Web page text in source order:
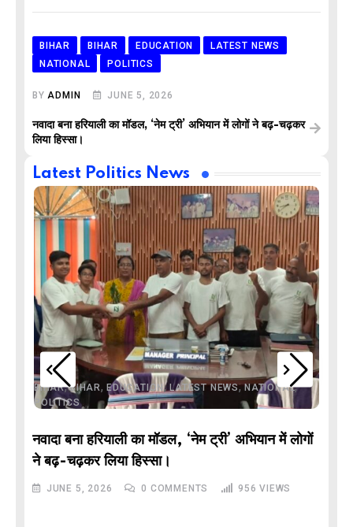
BIHAR BIHAR EDUCATION
LATEST NEWS
NATIONAL
POLITICS
BYADMIN JUNE 5, 2026
नवादा बना हरियाली का मॉडल, ‘नेम ट्री’ अभियान में लोगों ने बढ़-चढ़कर
लिया हिस्सा।
Latest Politics News
BIHAR,BIHAR, EDUCATION,LATEST NEWS,NATIONAL,
POLITICS
नवादा बना हरियाली का मॉडल, ‘नेम ट्री’ अभियान में लोगों
ने बढ़-चढ़कर लिया हिस्सा।
JUNE 5, 2026 0 COMMENTS 956 VIEWS